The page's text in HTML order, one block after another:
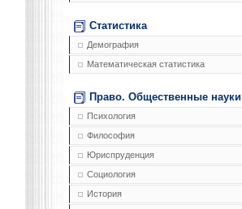
Статистика
Демография
Математическая статистика
Право. Общественные науки
Психология
Философия
Юриспруденция
Социология
История